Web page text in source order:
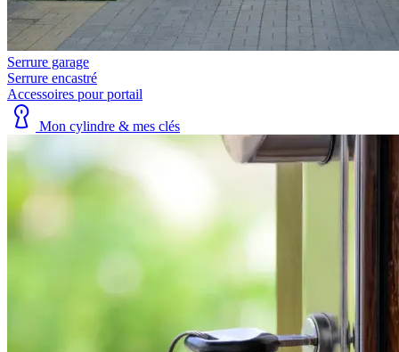
Serrure garage
Serrure encastré
Accessoires pour portail
Mon cylindre & mes clés